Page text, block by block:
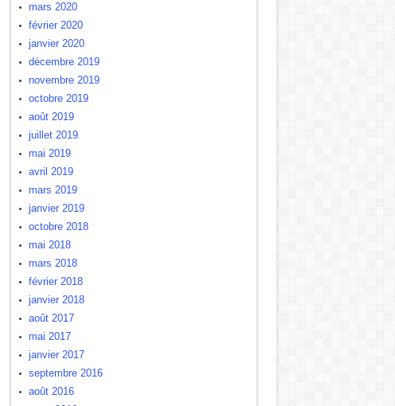
mars 2020
février 2020
janvier 2020
décembre 2019
novembre 2019
octobre 2019
août 2019
juillet 2019
mai 2019
avril 2019
mars 2019
janvier 2019
octobre 2018
mai 2018
mars 2018
février 2018
janvier 2018
août 2017
mai 2017
janvier 2017
septembre 2016
août 2016